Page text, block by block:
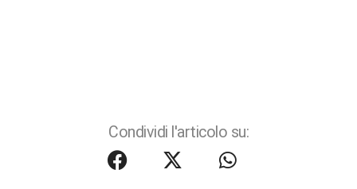
Condividi l'articolo su: